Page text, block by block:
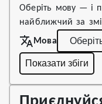
Оберіть мову — і
найближчий за
Мова
Показати збіги